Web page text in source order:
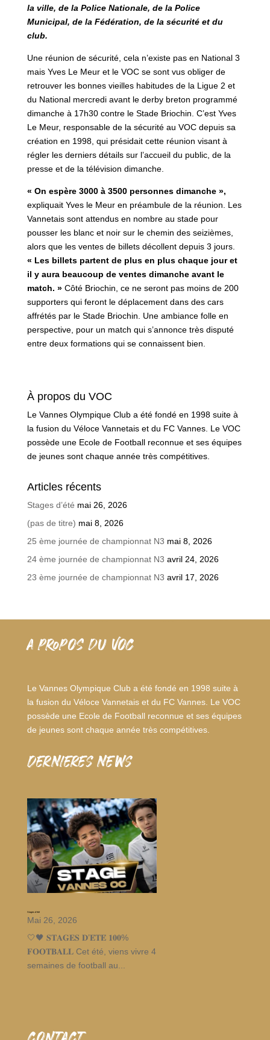
la ville, de la Police Nationale, de la Police
Municipal, de la Fédération, de la sécurité et du
club.
Une réunion de sécurité, cela n’existe pas en National 3
mais Yves Le Meur et le VOC se sont vus obliger de
retrouver les bonnes vieilles habitudes de la Ligue 2 et
du National mercredi avant le derby breton programmé
dimanche à 17h30 contre le Stade Briochin. C’est Yves
Le Meur, responsable de la sécurité au VOC depuis sa
création en 1998, qui présidait cette réunion visant à
régler les derniers détails sur l’accueil du public, de la
presse et de la télévision dimanche.
« On espère 3000 à 3500 personnes dimanche »,
expliquait Yves le Meur en préambule de la réunion. Les
Vannetais sont attendus en nombre au stade pour
pousser les blanc et noir sur le chemin des seizièmes,
alors que les ventes de billets décollent depuis 3 jours.
« Les billets partent de plus en plus chaque jour et
il y aura beaucoup de ventes dimanche avant le
match. »Côté Briochin, ce ne seront pas moins de 200
supporters qui feront le déplacement dans des cars
affrétés par le Stade Briochin. Une ambiance folle en
perspective, pour un match qui s’annonce très disputé
entre deux formations qui se connaissent bien.
À propos du VOC
Le Vannes Olympique Club a été fondé en 1998 suite à
la fusion du Véloce Vannetais et du FC Vannes. Le VOC
possède une Ecole de Football reconnue et ses équipes
de jeunes sont chaque année très compétitives.
Articles récents
Stages d’été mai 26, 2026
(pas de titre) mai 8, 2026
25 ème journée de championnat N3 mai 8, 2026
24 ème journée de championnat N3 avril 24, 2026
23 ème journée de championnat N3 avril 17, 2026
A PROPOS DU VOC
Le Vannes Olympique Club a été fondé en 1998 suite à
la fusion du Véloce Vannetais et du FC Vannes. Le VOC
possède une Ecole de Football reconnue et ses équipes
de jeunes sont chaque année très compétitives.
dernieres news
Stages d’été
Mai 26, 2026
🤍🖤 𝐒𝐓𝐀𝐆𝐄𝐒 𝐃’𝐄́𝐓𝐄́ 𝟏𝟎𝟎%
𝐅𝐎𝐎𝐓𝐁𝐀𝐋𝐋 Cet été, viens vivre 4
semaines de football au...